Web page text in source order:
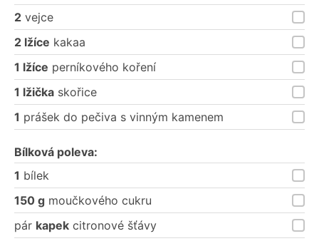
2 vejce
2 lžíce kakaa
1 lžíce perníkového koření
1 lžička skořice
1 prášek do pečiva s vinným kamenem
Bílková poleva:
1 bílek
150 g moučkového cukru
pár kapek citronové šťávy